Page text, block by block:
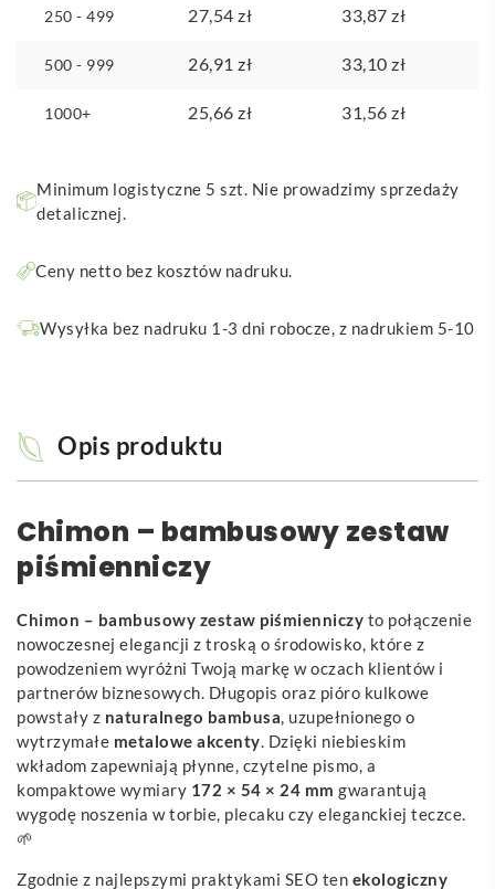
250 - 499 27,54 zł 33,87 zł
500 - 999 26,91 zł 33,10 zł
1000+ 25,66 zł 31,56 zł
Minimum logistyczne 5 szt. Nie prowadzimy sprzedaży
detalicznej.
Ceny netto bez kosztów nadruku.
Wysyłka bez nadruku 1-3 dni robocze, z nadrukiem 5-10
Opis produktu
Chimon – bambusowy zestaw
piśmienniczy
Chimon – bambusowy zestaw piśmienniczy to połączenie
nowoczesnej elegancji z troską o środowisko, które z
powodzeniem wyróżni Twoją markę w oczach klientów i
partnerów biznesowych. Długopis oraz pióro kulkowe
powstały z naturalnego bambusa, uzupełnionego o
wytrzymałe metalowe akcenty. Dzięki niebieskim
wkładom zapewniają płynne, czytelne pismo, a
kompaktowe wymiary 172 × 54 × 24 mm gwarantują
wygodę noszenia w torbie, plecaku czy eleganckiej teczce.
🌱
Zgodnie z najlepszymi praktykami SEO ten ekologiczny